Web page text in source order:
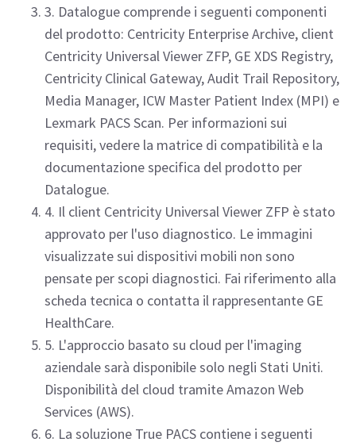
3. Datalogue comprende i seguenti componenti
del prodotto: Centricity Enterprise Archive, client
Centricity Universal Viewer ZFP, GE XDS Registry,
Centricity Clinical Gateway, Audit Trail Repository,
Media Manager, ICW Master Patient Index (MPI) e
Lexmark PACS Scan. Per informazioni sui
requisiti, vedere la matrice di compatibilità e la
documentazione specifica del prodotto per
Datalogue.
4. Il client Centricity Universal Viewer ZFP è stato
approvato per l'uso diagnostico. Le immagini
visualizzate sui dispositivi mobili non sono
pensate per scopi diagnostici. Fai riferimento alla
scheda tecnica o contatta il rappresentante GE
HealthCare.
5. L'approccio basato su cloud per l'imaging
aziendale sarà disponibile solo negli Stati Uniti.
Disponibilità del cloud tramite Amazon Web
Services (AWS).
6. La soluzione True PACS contiene i seguenti